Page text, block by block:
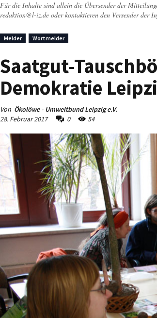
Für die Inhalte sind allein die Übersender der
redaktion@l-iz.de oder kontaktieren den Versender der
Melder Wortmelder
Saatgut-
Demokratie
Von Ökolöwe - Umweltbund Leipzig e.V.
28. Februar 2017
0 54